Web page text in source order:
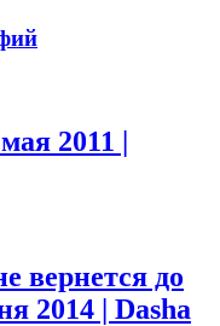
2011 |
вернется до
2014 | Dasha